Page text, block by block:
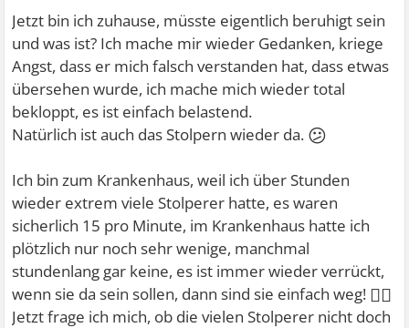
Jetzt bin ich zuhause, müsste eigentlich beruhigt sein
und was ist? Ich mache mir wieder Gedanken, kriege
Angst, dass er mich falsch verstanden hat, dass etwas
übersehen wurde, ich mache mich wieder total
bekloppt, es ist einfach belastend.
Natürlich ist auch das Stolpern wieder da. 😕
Ich bin zum Krankenhaus, weil ich über Stunden
wieder extrem viele Stolperer hatte, es waren
sicherlich 15 pro Minute, im Krankenhaus hatte ich
plötzlich nur noch sehr wenige, manchmal
stundenlang gar keine, es ist immer wieder verrückt,
wenn sie da sein sollen, dann sind sie einfach weg! 🤦‍♀
Jetzt frage ich mich, ob die vielen Stolperer nicht doch